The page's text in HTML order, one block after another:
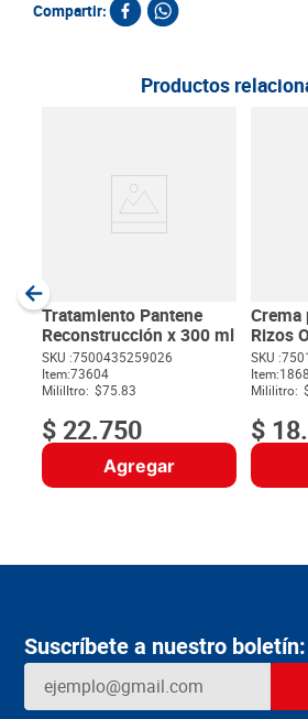
Compartir:
Productos
Tratamiento Pantene
Reconstrucción x 300 ml
SKU :7500435259026
Item:73604
MililItro: $75.83
$ 22.750
Agregar
Crema
Rizos
ml
SKU :
Item:1868
Mililitro:
$ 18.
Suscríbete a nuestro boletín: